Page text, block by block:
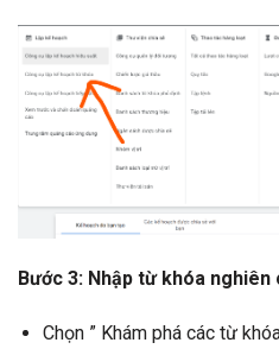
Bước 3: Nhập từ khóa nghiên
Chọn ” Khám phá các từ